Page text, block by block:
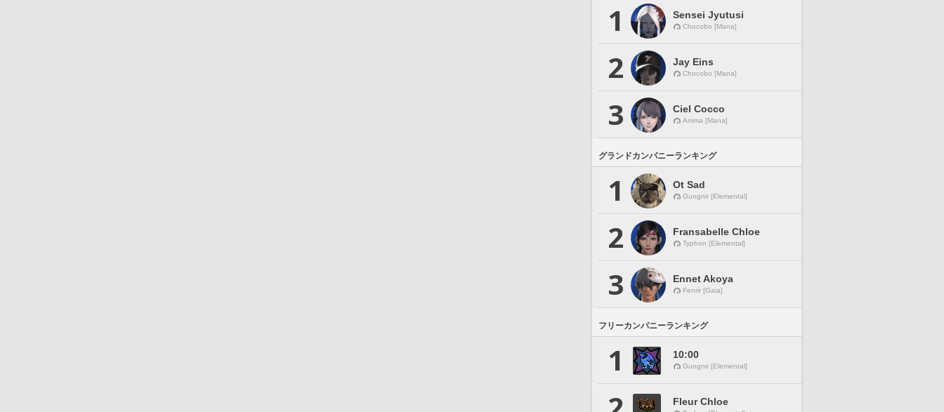
1 Sensei Jyutusi
Chocobo [Mana]
2 Jay Eins
Chocobo [Mana]
3 Ciel Cocco
Anima [Mana]
グランドカンパニーランキング
1 Ot Sad
Gungnir [Elemental]
2 Fransabelle Chloe
Typhon [Elemental]
3 Ennet Akoya
Fenrir [Gaia]
フリーカンパニーランキング
1 10:00
Gungnir [Elemental]
Fleur Chloe